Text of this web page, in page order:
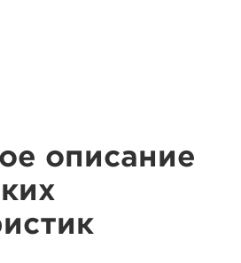
описание